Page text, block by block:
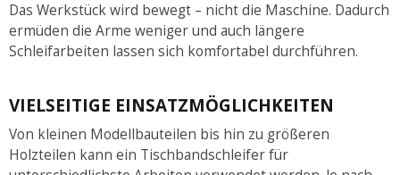
Das Werkstück wird bewegt – nicht die Maschine. Dadurch
ermüden die Arme weniger und auch längere
Schleifarbeiten lassen sich komfortabel durchführen.
VIELSEITIGE EINSATZMÖGLICHKEITEN
Von kleinen Modellbauteilen bis hin zu größeren
Holzteilen kann ein Tischbandschleifer für